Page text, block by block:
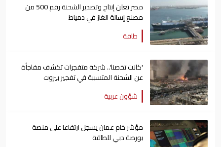
مصر تعلن إنتاج وتصدير الشحنة رقم 500 من
مصنع إسالة الغاز في دمياط
طاقة
'كانت تخصنا'.. شركة متفجرات تكشف مفاجأة
عن الشحنة المتسببة في تفجير بيروت
شؤون عربية
مؤشر خام عمان يسجل ارتفاعا على منصة
بورصة دبي للطاقة